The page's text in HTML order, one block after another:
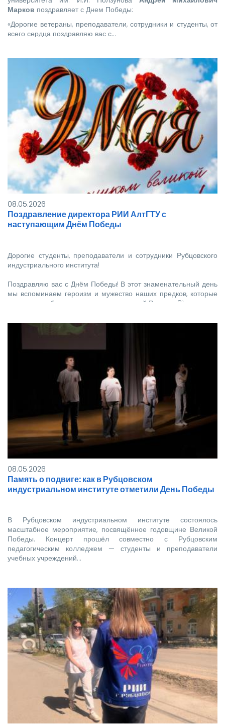
Марков поздравляет с Днем Победы:
«Дорогие ветераны, преподаватели, сотрудники и студенты, от
всего сердца поздравляю вас с…
08.05.2026
Поздравление директора РИИ АлтГТУ с
наступающим Днём Победы
Дорогие студенты, преподаватели и сотрудники Рубцовского
индустриального института!
Поздравляю вас с Днём Победы! В этот знаменательный день
мы вспоминаем героизм и мужество наших предков, которые
отстояли свободу и независимость нашей Родины. 81…
08.05.2026
Память о подвиге: как в Рубцовском
индустриальном институте отметили День Победы
В Рубцовском индустриальном институте состоялось
масштабное мероприятие, посвящённое годовщине Великой
Победы. Концерт прошёл совместно с Рубцовским
педагогическим колледжем — студенты и преподаватели
учебных учреждений…